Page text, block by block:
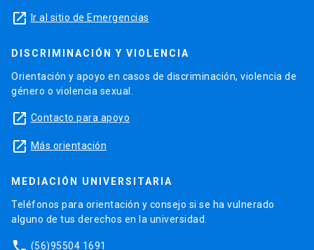
launch Ir al sitio de Emergencias
DISCRIMINACIÓN Y VIOLENCIA
Orientación y apoyo en casos de discriminación, violencia de
género o violencia sexual.
launch Contacto para apoyo
launch Más orientación
MEDIACIÓN UNIVERSITARIA
Teléfonos para orientación y consejo si se ha vulnerado
alguno de tus derechos en la universidad.
(56)95504 1691